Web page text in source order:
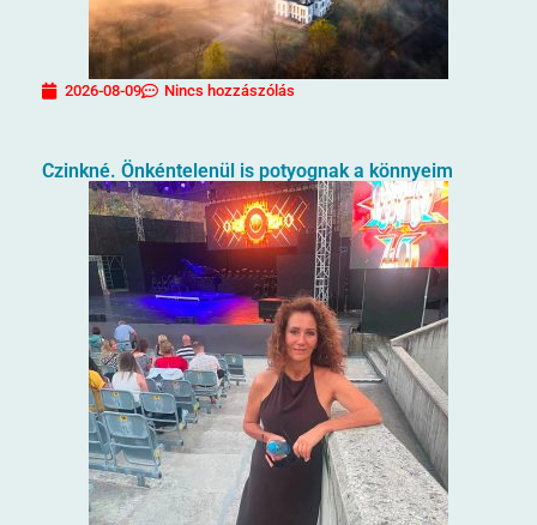
2026-08-09 Nincs hozzászólás
Czinkné. Önkéntelenül is potyognak a könnyeim